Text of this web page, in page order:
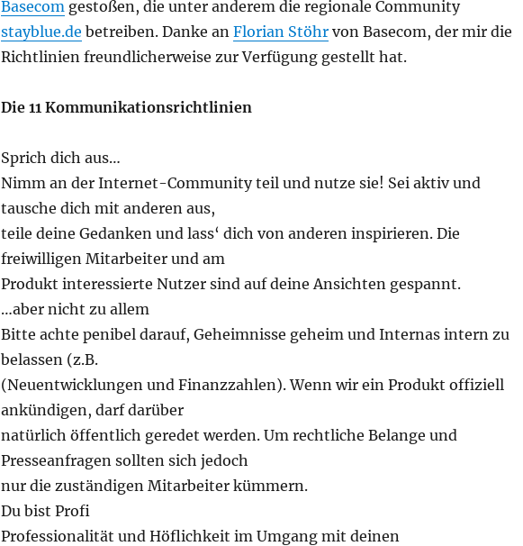
Basecom gestoßen, die unter anderem die regionale Community
stayblue.de betreiben. Danke anFlorian Stöhr von Basecom, der mir die
Richtlinien freundlicherweise zur Verfügung gestellt hat.
Die 11 Kommunikationsrichtlinien
Sprich dich aus…
Nimm an der Internet-Community teil und nutze sie! Sei aktiv und
tausche dich mit anderen aus,
teile deine Gedanken und lass‘ dich von anderen inspirieren. Die
freiwilligen Mitarbeiter und am
Produkt interessierte Nutzer sind auf deine Ansichten gespannt.
…aber nicht zu allem
Bitte achte penibel darauf, Geheimnisse geheim und Internas intern zu
belassen (z.B.
(Neuentwicklungen und Finanzzahlen). Wenn wir ein Produkt offiziell
ankündigen, darf darüber
natürlich öffentlich geredet werden. Um rechtliche Belange und
Presseanfragen sollten sich jedoch
nur die zuständigen Mitarbeiter kümmern.
Du bist Profi
Professionalität und Höflichkeit im Umgang mit deinen